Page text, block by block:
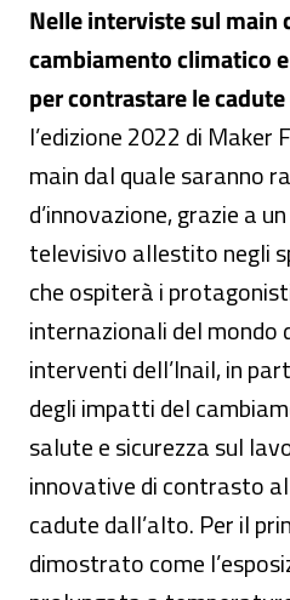
Nelle interviste sul main
cambiamento climatico
per contrastare le
l’edizione 2022 di Maker
main dal quale saranno
d’innovazione, grazie a
televisivo allestito negli
che ospiterà i
internazionali del mondo
interventi dell’Inail, in
degli impatti del
salute e sicurezza sul
innovative di contrasto
cadute dall’alto. Per il
dimostrato come